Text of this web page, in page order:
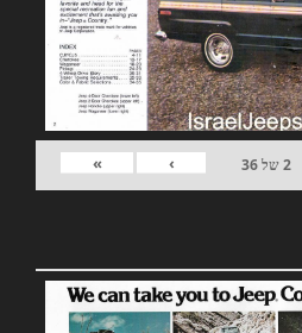
2של36
›
»